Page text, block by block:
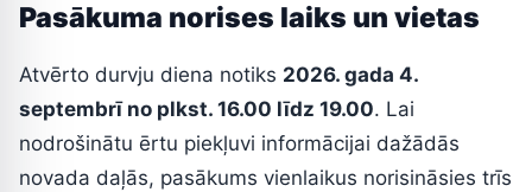
Pasākuma norises laiks un vietas
Atvērto durvju diena notiks 2026. gada 4.
septembrī no plkst. 16.00 līdz 19.00. Lai
nodrošinātu ērtu piekļuvi informācijai dažādās
novada daļās, pasākums vienlaikus norisināsies trīs